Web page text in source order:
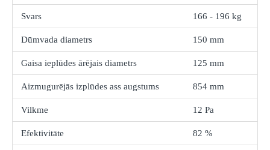
Svars 166 - 196 kg
Dūmvada diametrs 150 mm
Gaisa ieplūdes ārējais diametrs 125 mm
Aizmugurējās izplūdes ass augstums 854 mm
Vilkme 12 Pa
Efektivitāte 82 %